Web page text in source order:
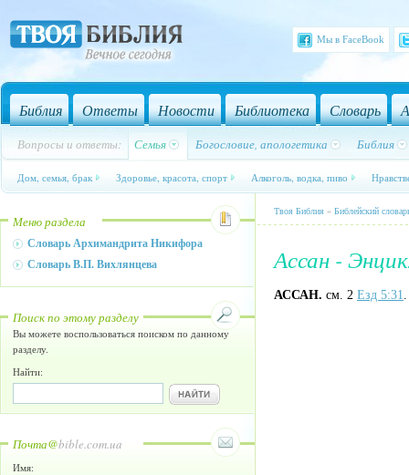
Мы в FaceBook
Библия Ответы Новости Библиотека Словарь
Вопросы и ответы: Семья Богословие, апологетика Библия
Дом, семья, брак Здоровье, красота, спорт Алкоголь, водка, пиво
Меню раздела
Словарь Архимандрита Никифора
Словарь В.П. Вихлянцева
Поиск по этому разделу
Вы можете воспользоваться поиском по данному
разделу.
Найти:
Почта@bible.com.ua
Имя:
Твоя Библия » Библейский
Ассан -
АССАН. см. 2 Езд 5:31